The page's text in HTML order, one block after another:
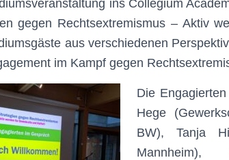
ins Collegium
gegen Rechtsextremismus – Aktiv
aus verschiedenen
im Kampf gegen
Die
Hege
BW), Tanja
Mannheim),